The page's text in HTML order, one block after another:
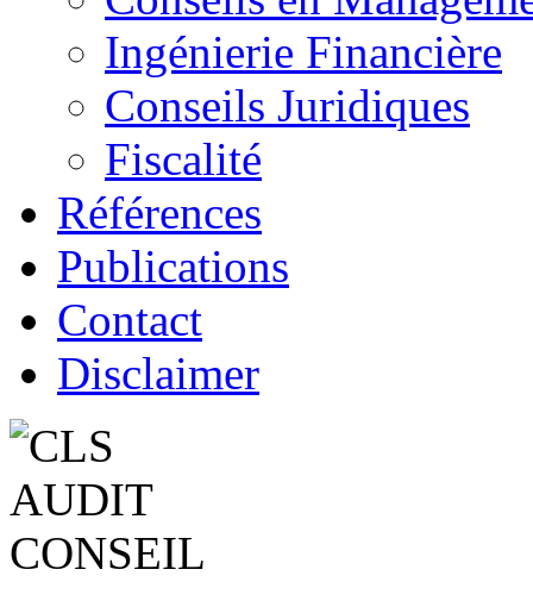
Ingénierie Financière
Conseils Juridiques
Fiscalité
Références
Publications
Contact
Disclaimer